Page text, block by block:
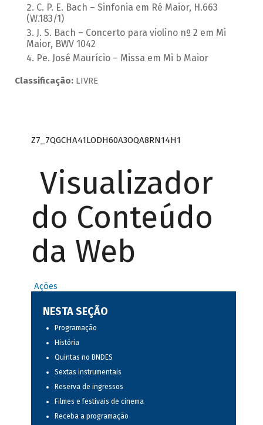
C. P. E. Bach – Sinfonia em Ré Maior, H.663
(W.183/1)
J. S. Bach – Concerto para violino nº 2 em Mi
Maior, BWV 1042
Pe. José Maurício – Missa em Mi b Maior
Classificação:LIVRE
Z7_7QGCHA41LODH60A3OQA8RN14H1
Visualizador
do Conteúdo
da Web
Ações
NESTA SEÇÃO
Programação
História
Quintas no BNDES
Sextas instrumentais
Reserva de ingressos
Filmes e festivais de cinema
Receba a programação